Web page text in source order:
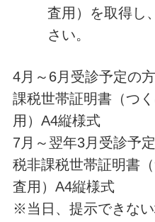
査用）を取得し
さい。
4月～6月受診予定の
課税世帯証明書（つ
用）A4縦様式
7月～翌年3月受診予
税非課税世帯証明書
査用）A4縦様式
※当日、提示できな